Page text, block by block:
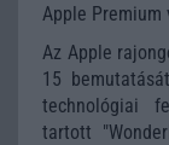
Apple
Az Apple
15
technológiai
tartott